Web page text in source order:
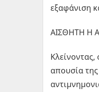
εξαφάνιση
ΑΙΣΘΗΤΗ Η
απουσία